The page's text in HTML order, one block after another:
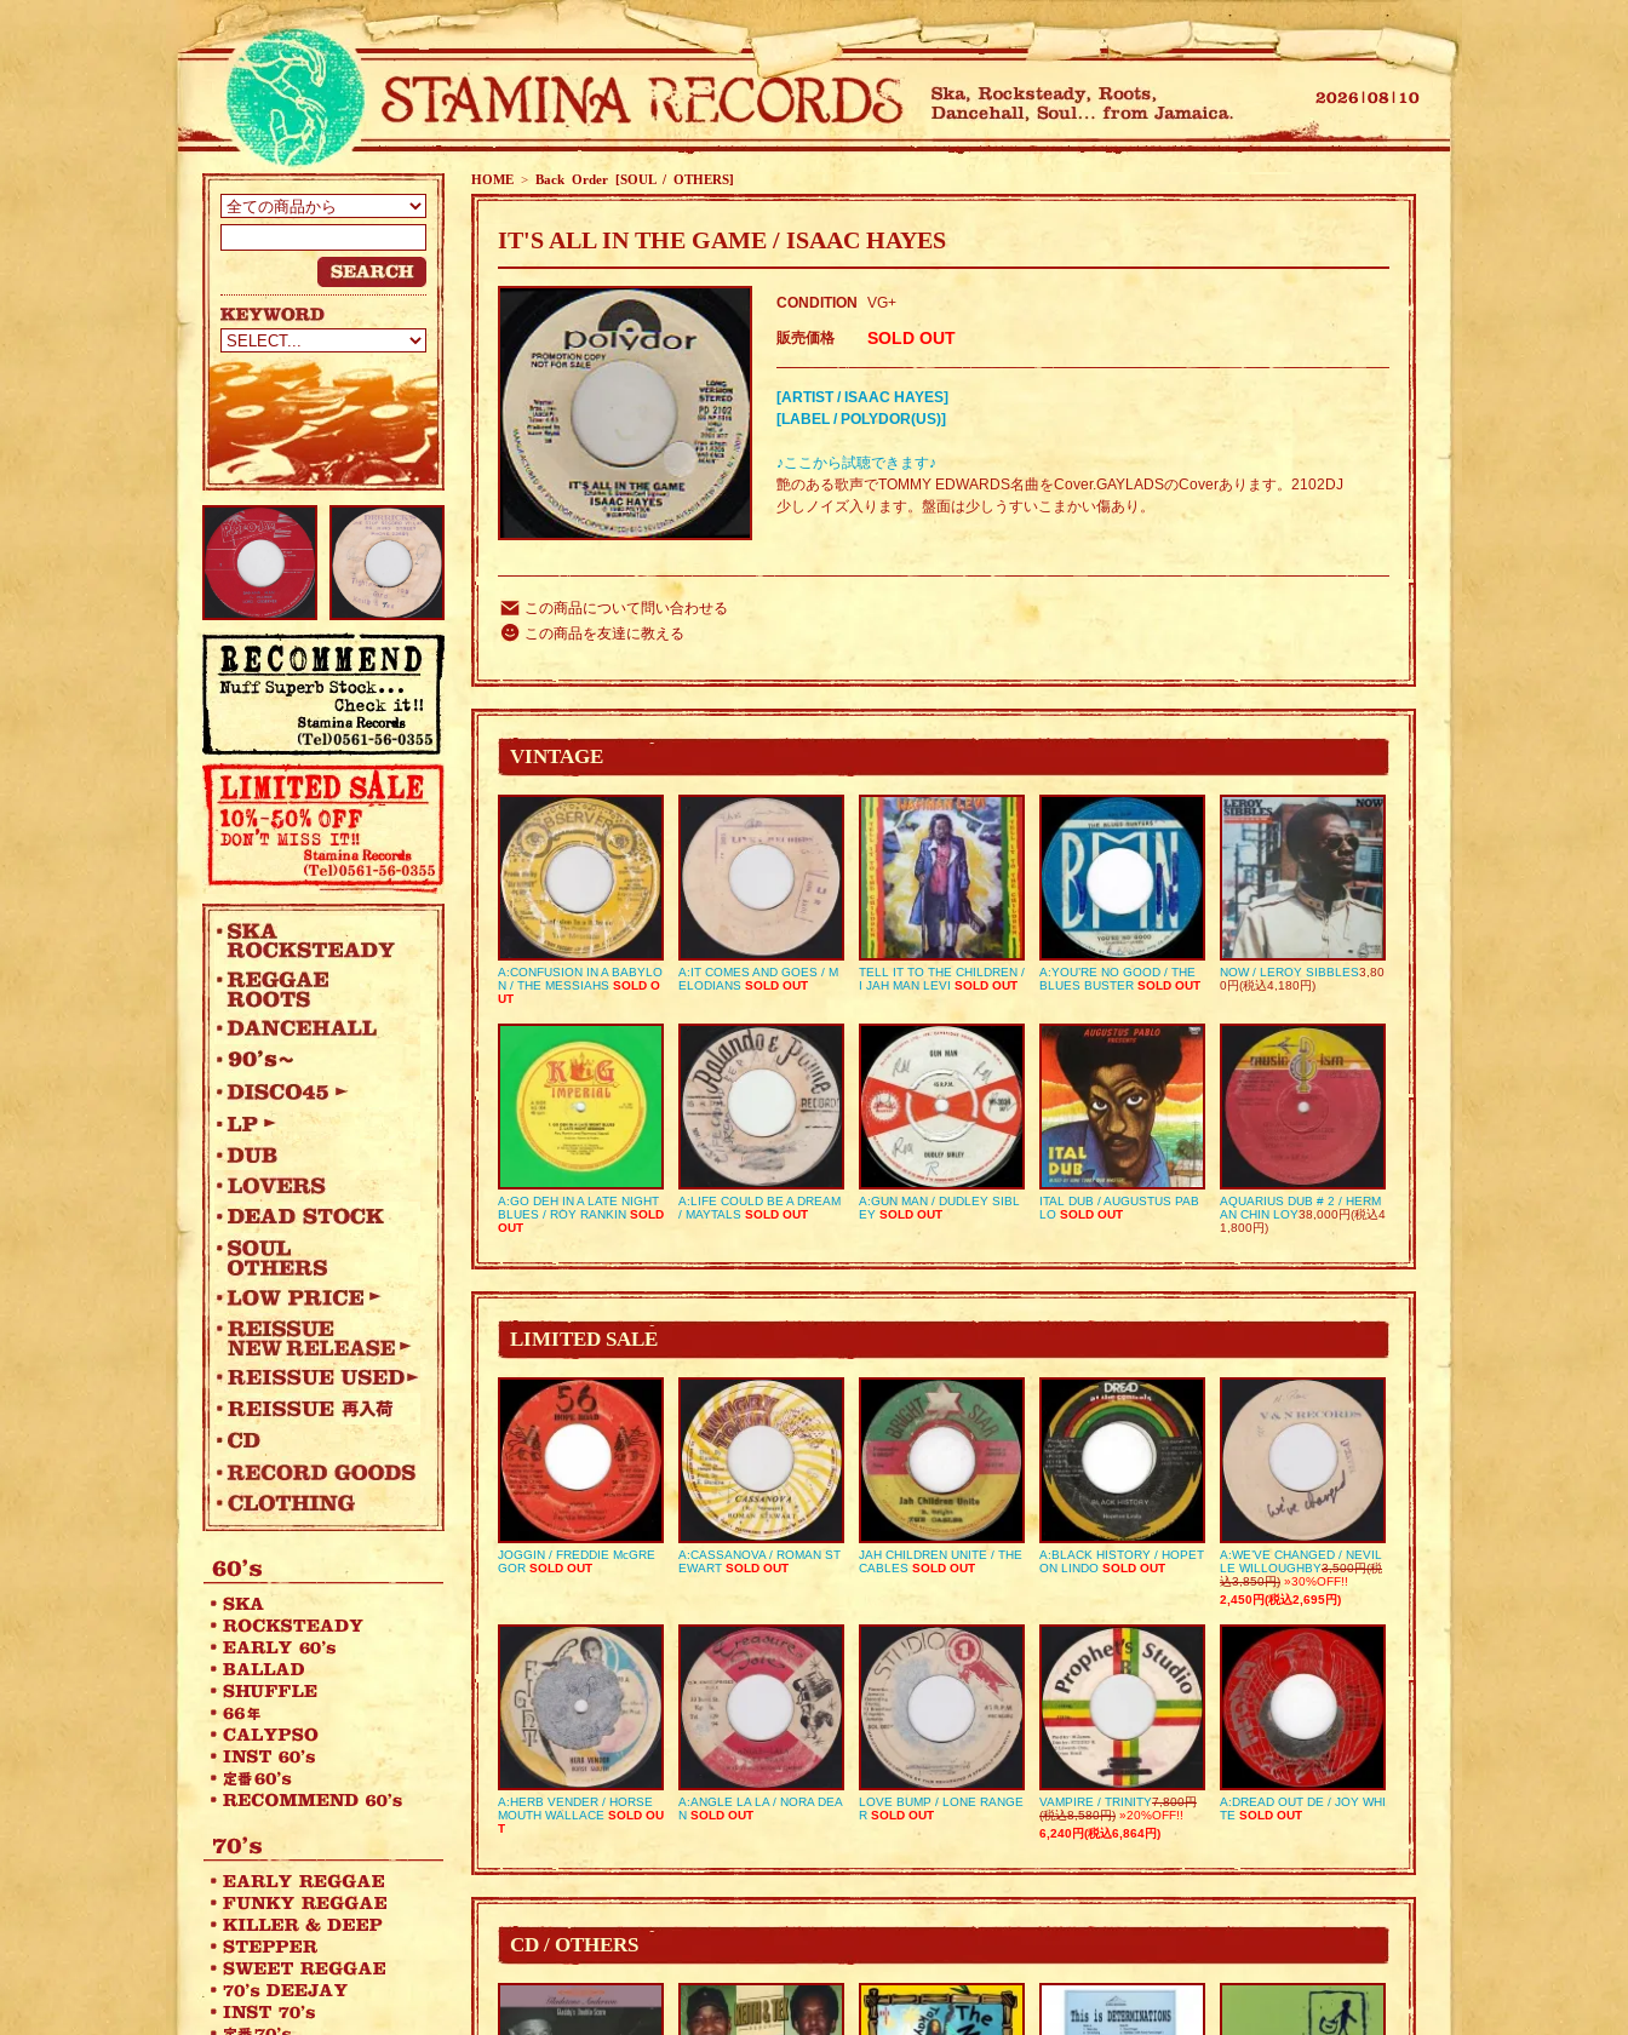
HOME > Back Order [SOUL / OTHERS]
IT'S ALL IN THE GAME / ISAAC HAYES
CONDITION VG+
販売価格 SOLD OUT
[ARTIST / ISAAC HAYES]
[LABEL / POLYDOR(US)]
♪ここから試聴できます♪
艶のある歌声でTOMMY EDWARDS名曲をCover.GAYLADSのCoverあります。2102DJ
少しノイズ入ります。盤面は少しうすいこまかい傷あり。
この商品について問い合わせる
この商品を友達に教える
VINTAGE
A:CONFUSION IN A BABYLO
N / THE MESSIAHS SOLD O
UT
A:IT COMES AND GOES / M
ELODIANS SOLD OUT
TELL IT TO THE CHILDREN /
I JAH MAN LEVI SOLD OUT
A:YOU’RE NO GOOD / THE
BLUES BUSTER SOLD OUT
NOW / LEROY SIBBLES3,80
0円(税込4,180円)
A:GO DEH IN A LATE NIGHT
BLUES / ROY RANKIN SOLD
OUT
A:LIFE COULD BE A DREAM
/ MAYTALS SOLD OUT
A:GUN MAN / DUDLEY SIBL
EY SOLD OUT
ITAL DUB / AUGUSTUS PAB
LO SOLD OUT
AQUARIUS DUB # 2 / HERM
AN CHIN LOY38,000円(税込4
1,800円)
LIMITED SALE
JOGGIN / FREDDIE McGRE
GOR SOLD OUT
A:CASSANOVA / ROMAN ST
EWART SOLD OUT
JAH CHILDREN UNITE / THE
CABLES SOLD OUT
A:BLACK HISTORY / HOPET
ON LINDO SOLD OUT
A:WE’VE CHANGED / NEVIL
LE WILLOUGHBY3,500円(税
込3,850円) »30%OFF!!
2,450円(税込2,695円)
A:HERB VENDER / HORSE
MOUTH WALLACE SOLD OU
T
A:ANGLE LA LA / NORA DEA
N SOLD OUT
LOVE BUMP / LONE RANGE
R SOLD OUT
VAMPIRE / TRINITY7,800円
(税込8,580円) »20%OFF!!
6,240円(税込6,864円)
A:DREAD OUT DE / JOY WHI
TE SOLD OUT
CD / OTHERS